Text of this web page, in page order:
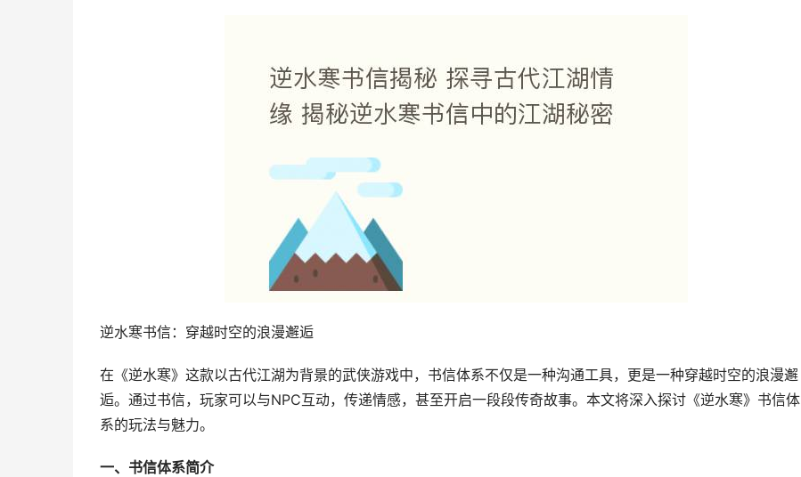
逆水寒书信：穿越时空的浪漫邂逅
在《逆水寒》这款以古代江湖为背景的武侠游戏中，书信体系不仅是一种沟通工具，更是一种穿越时空的浪漫邂
逅。通过书信，玩家可以与NPC互动，传递情感，甚至开启一段段传奇故事。本文将深入探讨《逆水寒》书信体
系的玩法与魅力。
一、书信体系简介